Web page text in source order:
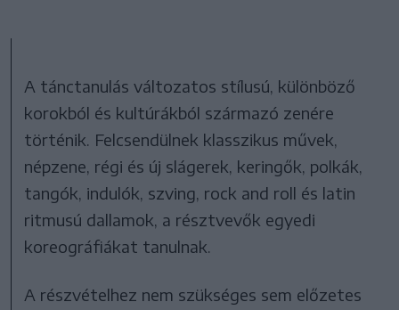
A tánctanulás változatos stílusú, különböző
korokból és kultúrákból származó zenére
történik. Felcsendülnek klasszikus művek,
népzene, régi és új slágerek, keringők, polkák,
tangók, indulók, szving, rock and roll és latin
ritmusú dallamok, a résztvevők egyedi
koreográfiákat tanulnak.
A részvételhez nem szükséges sem előzetes